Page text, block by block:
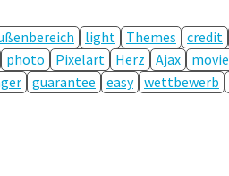
light Themes credit
photo Pixelart Herz Ajax movie
guarantee easy wettbewerb